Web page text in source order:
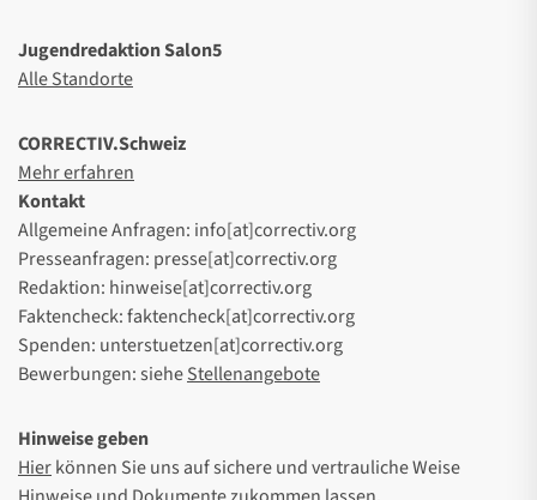
Jugendredaktion Salon5
Alle Standorte
CORRECTIV.Schweiz
Mehr erfahren
Kontakt
Allgemeine Anfragen: info[at]correctiv.org
Presseanfragen: presse[at]correctiv.org
Redaktion: hinweise[at]correctiv.org
Faktencheck: faktencheck[at]correctiv.org
Spenden: unterstuetzen[at]correctiv.org
Bewerbungen: sieheStellenangebote
Hinweise geben
Hierkönnen Sie uns auf sichere und vertrauliche Weise